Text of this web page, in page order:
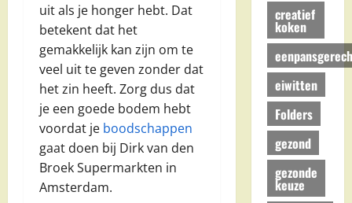
uit als je honger hebt. Dat
betekent dat het
gemakkelijk kan zijn om te
veel uit te geven zonder dat
het zin heeft. Zorg dus dat
je een goede bodem hebt
voordat je boodschappen
gaat doen bij Dirk van den
Broek Supermarkten in
Amsterdam.
creatief
koken
eiwitten
Folders
gezond
gezonde
keuze